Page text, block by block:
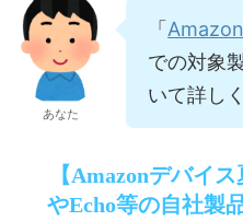
あなた
「
での対象
いて詳し
【Amazonデバイ
やEcho等の自社製